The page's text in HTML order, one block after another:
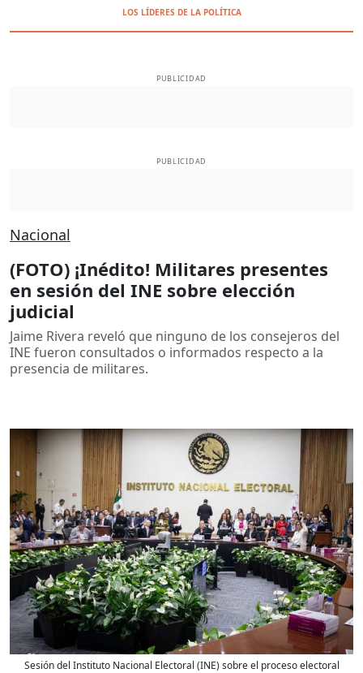
LOS LÍDERES DE LA POLÍTICA
PUBLICIDAD
PUBLICIDAD
Nacional
(FOTO) ¡Inédito! Militares presentes
en sesión del INE sobre elección
judicial
Jaime Rivera reveló que ninguno de los consejeros del
INE fueron consultados o informados respecto a la
presencia de militares.
Sesión del Instituto Nacional Electoral (INE) sobre el proceso electoral